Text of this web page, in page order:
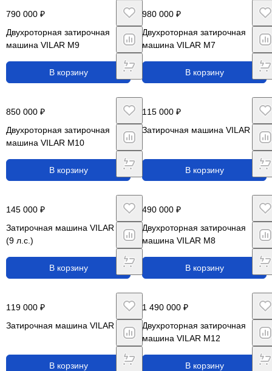
790 000 ₽
Двухроторная затирочная
машина VILAR M9
В корзину
980 000 ₽
Двухроторная затирочная
машина VILAR M7
В корзину
850 000 ₽
Двухроторная затирочная
машина VILAR M10
В корзину
115 000 ₽
Затирочная машина VILAR M2
В корзину
145 000 ₽
Затирочная машина VILAR M4
(9 л.с.)
В корзину
490 000 ₽
Двухроторная затирочная
машина VILAR M8
В корзину
119 000 ₽
Затирочная машина VILAR M3
В корзину
1 490 000 ₽
Двухроторная затирочная
машина VILAR M12
В корзину